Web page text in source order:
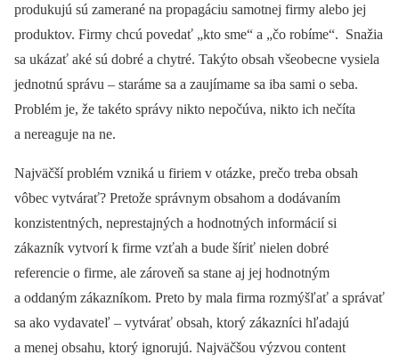
produkujú sú zamerané na propagáciu samotnej firmy alebo jej
produktov. Firmy chcú povedať „kto sme“ a „čo robíme“. Snažia
sa ukázať aké sú dobré a chytré. Takýto obsah všeobecne vysiela
jednotnú správu – staráme sa a zaujímame sa iba sami o seba.
Problém je, že takéto správy nikto nepočúva, nikto ich nečíta
a nereaguje na ne.
Najväčší problém vzniká u firiem v otázke, prečo treba obsah
vôbec vytvárať? Pretože správnym obsahom a dodávaním
konzistentných, neprestajných a hodnotných informácií si
zákazník vytvorí k firme vzťah a bude šíriť nielen dobré
referencie o firme, ale zároveň sa stane aj jej hodnotným
a oddaným zákazníkom. Preto by mala firma rozmýšľať a správať
sa ako vydavateľ – vytvárať obsah, ktorý zákazníci hľadajú
a menej obsahu, ktorý ignorujú. Najväčšou výzvou content